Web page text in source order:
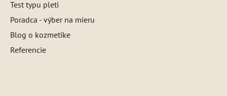
Test typu pleti
Poradca - výber na mieru
Blog o kozmetike
Referencie